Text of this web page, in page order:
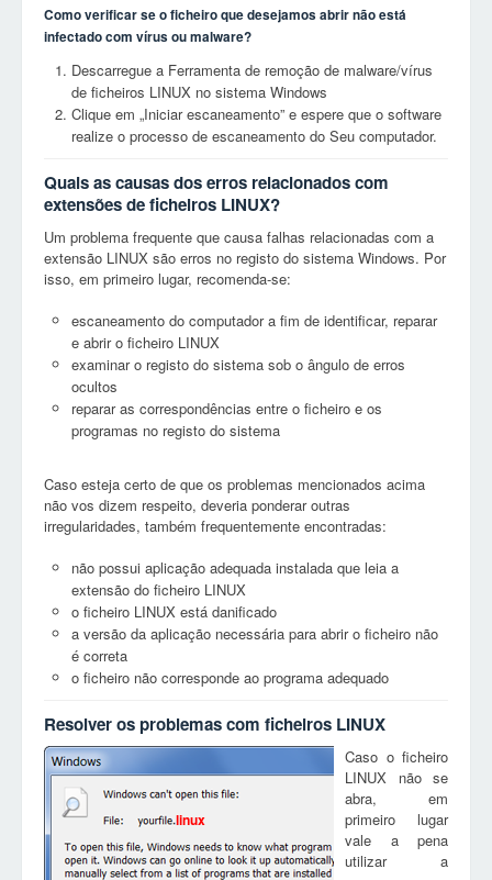
Como verificar se o ficheiro que desejamos abrir não está
infectado com vírus ou malware?
Descarregue a Ferramenta de remoção de malware/vírus
de ficheiros LINUX no sistema Windows
Clique em „Iniciar escaneamento” e espere que o software
realize o processo de escaneamento do Seu computador.
Quais as causas dos erros relacionados com
extensões de ficheiros LINUX?
Um problema frequente que causa falhas relacionadas com a
extensão LINUX são erros no registo do sistema Windows. Por
isso, em primeiro lugar, recomenda-se:
escaneamento do computador a fim de identificar, reparar
e abrir o ficheiro LINUX
examinar o registo do sistema sob o ângulo de erros
ocultos
reparar as correspondências entre o ficheiro e os
programas no registo do sistema
Caso esteja certo de que os problemas mencionados acima
não vos dizem respeito, deveria ponderar outras
irregularidades, também frequentemente encontradas:
não possui aplicação adequada instalada que leia a
extensão do ficheiro LINUX
o ficheiro LINUX está danificado
a versão da aplicação necessária para abrir o ficheiro não
é correta
o ficheiro não corresponde ao programa adequado
Resolver os problemas com ficheiros LINUX
linux
Caso o ficheiro
LINUX não se
abra, em
primeiro lugar
vale a pena
utilizar a